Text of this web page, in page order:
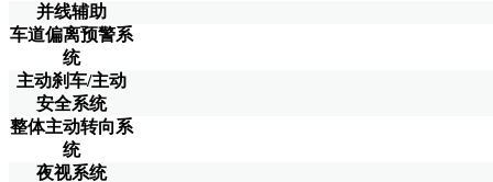
并线辅助
车道偏离预警系
统
主动刹车/主动
安全系统
整体主动转向系
统
夜视系统